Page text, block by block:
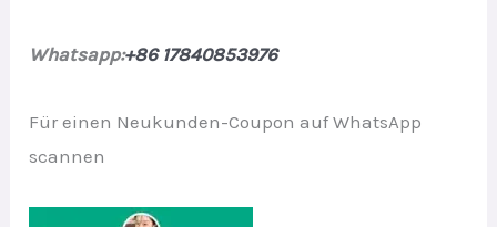
Whatsapp:+86 17840853976
Für einen Neukunden-Coupon auf WhatsApp
scannen